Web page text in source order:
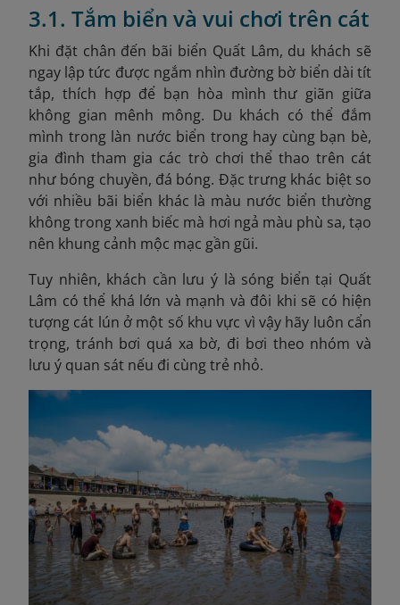
3.1. Tắm biển và vui chơi trên cát
Khi đặt chân đến bãi biển Quất Lâm, du khách sẽ
ngay lập tức được ngắm nhìn đường bờ biển dài tít
tắp, thích hợp để bạn hòa mình thư giãn giữa
không gian mênh mông. Du khách có thể đắm
mình trong làn nước biển trong hay cùng bạn bè,
gia đình tham gia các trò chơi thể thao trên cát
như bóng chuyền, đá bóng. Đặc trưng khác biệt so
với nhiều bãi biển khác là màu nước biển thường
không trong xanh biếc mà hơi ngả màu phù sa, tạo
nên khung cảnh mộc mạc gần gũi.
Tuy nhiên, khách cần lưu ý là sóng biển tại Quất
Lâm có thể khá lớn và mạnh và đôi khi sẽ có hiện
tượng cát lún ở một số khu vực vì vậy hãy luôn cẩn
trọng, tránh bơi quá xa bờ, đi bơi theo nhóm và
lưu ý quan sát nếu đi cùng trẻ nhỏ.